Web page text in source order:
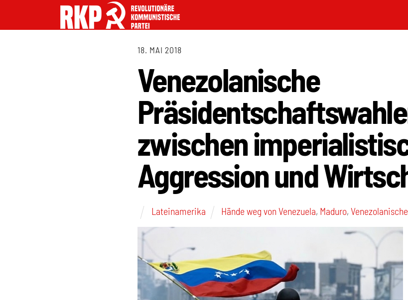
18. MAI 2018
Venezolanische
zwischen
Aggression und
Lateinamerika Hände weg von Venezuela, Maduro,